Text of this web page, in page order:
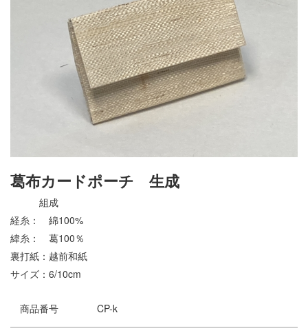
葛布カードポーチ 生成
組成
経糸： 綿100%
緯糸： 葛100％
裏打紙：越前和紙
サイズ：6/10cm
商品番号 CP-k